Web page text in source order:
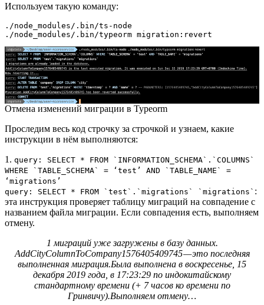
Используем такую команду:
./node_modules/.bin/ts-node
./node_modules/.bin/typeorm migration:revert
Отмена изменений миграции в Typeorm
Проследим весь код строчку за строчкой и узнаем, какие
инструкции в нём выполняются:
1. query: SELECT * FROM `INFORMATION_SCHEMA`.`COLUMNS`
WHERE `TABLE_SCHEMA` = ‘test’ AND `TABLE_NAME` =
‘migrations’
query: SELECT * FROM `test`.`migrations` `migrations` :
эта инструкция проверяет таблицу миграций на совпадение с
названием файла миграции. Если совпадения есть, выполняем
отмену.
1 миграций уже загружены в базу данных.
AddCityColumnToCompany1576405409745 — это последняя
выполненная миграция.Была выполнена в воскресенье, 15
декабря 2019 года, в 17:23:29 по индокитайскому
стандартному времени (+ 7 часов ко времени по
Гринвичу).Выполняем отмену…